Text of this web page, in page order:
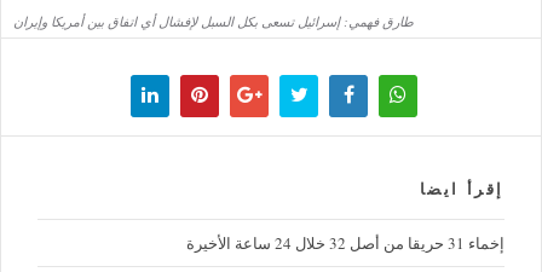
طارق فهمي: إسرائيل تسعى بكل السبل لإفشال أي اتفاق بين أمريكا وإيران
إقرأ ايضا
إخماء 31 حريقا من أصل 32 خلال 24 ساعة الأخيرة